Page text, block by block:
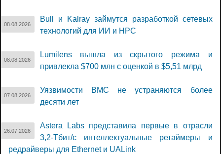
08.08.2026
Bull и Kalray займутся разработкой сетевых
технологий для ИИ и НРС
08.08.2026
Lumilens вышла из скрытого режима и
привлекла $700 млн с оценкой в $5,51 млрд
07.08.2026
Уязвимости BMC не устраняются более
десяти лет
26.07.2026
Astera Labs представила первые в отрасли
3,2-Тбит/с интеллектуальные ретаймеры и
редрайверы для Ethernet и UALink